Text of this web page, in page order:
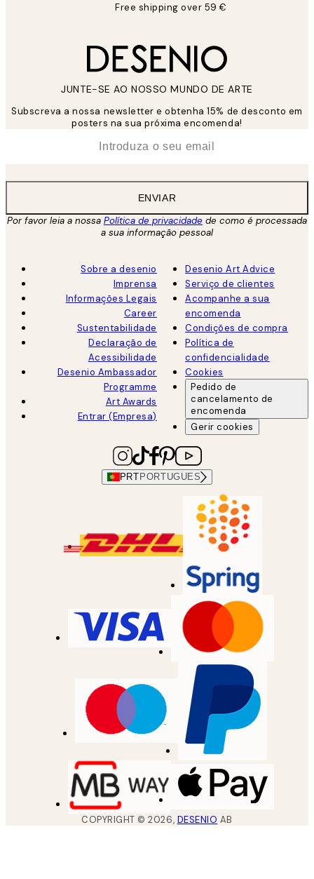
Free shipping over 59 €
JUNTE-SE AO NOSSO MUNDO DE ARTE
Subscreva a nossa newsletter e obtenha 15% de desconto em
posters na sua próxima encomenda!
ENVIAR
Por favor leia a nossa Política de privacidade de como é processada
a sua informação pessoal
Sobre a desenio
Imprensa
Informações Legais
Career
Sustentabilidade
Declaração de
Acessibilidade
Desenio Ambassador
Programme
Art Awards
Entrar (Empresa)
Desenio Art Advice
Serviço de clientes
Acompanhe a sua
encomenda
Condições de compra
Política de
confidencialidade
Cookies
Pedido de
cancelamento de
encomenda
Gerir cookies
PRT PORTUGUES
COPYRIGHT ©2026, DESENIO AB